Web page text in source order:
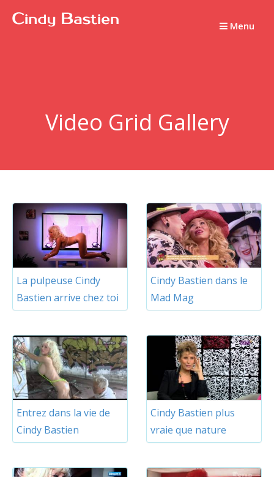
Menu
Video Grid Gallery
La pulpeuse Cindy
Bastien arrive chez toi
Cindy Bastien dans le
Mad Mag
Entrez dans la vie de
Cindy Bastien
Cindy Bastien plus
vraie que nature